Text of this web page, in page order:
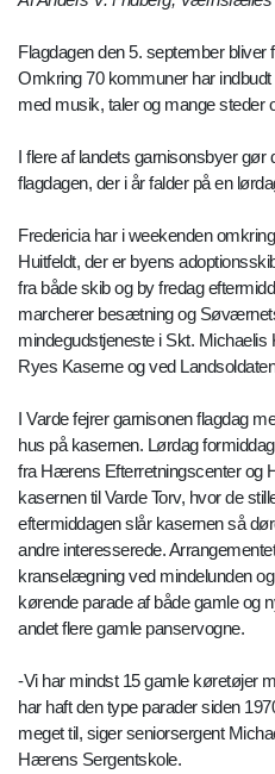
Flagdagen den 5. september bliver
Omkring 70 kommuner har
med musik, taler og mange steder
I flere af landets garnisonsbyer gør
flagdagen, der i år falder på en
Fredericia har i weekenden
Huitfeldt, der er byens
fra både skib og by fredag
marcherer besætning og
mindegudstjeneste i Skt.
Ryes Kaserne og ved
I Varde fejrer garnisonen flagdag
hus på kasernen. Lørdag
fra Hærens Efterretningscenter og
kasernen til Varde Torv, hvor de
eftermiddagen slår kasernen så
andre interesserede.
kranselægning ved mindelunden
kørende parade af både gamle og
andet flere gamle panservogne.
-Vi har mindst 15 gamle køretøjer
har haft den type parader siden
meget til, siger seniorsergent
Hærens Sergentskole.